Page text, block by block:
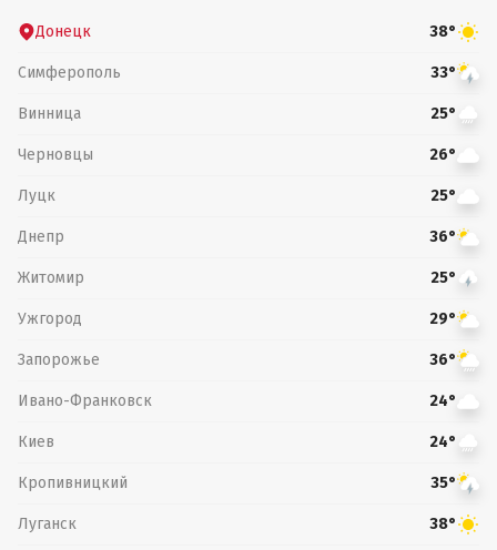
Донецк 38°
Симферополь 33°
Винница 25°
Черновцы 26°
Луцк 25°
Днепр 36°
Житомир 25°
Ужгород 29°
Запорожье 36°
Ивано-Франковск 24°
Киев 24°
Кропивницкий 35°
Луганск 38°